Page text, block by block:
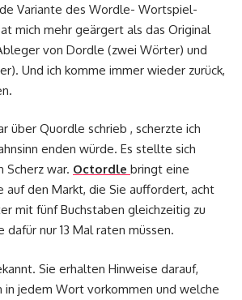
Variante des Wordle- Wortspiel-
mich mehr geärgert als das Original
von Dordle (zwei Wörter) und
Und ich komme immer wieder zurück,
über Quordle schrieb , scherzte ich
enden würde. Es stellte sich
Scherz war. Octordle bringt eine
auf den Markt, die Sie auffordert, acht
mit fünf Buchstaben gleichzeitig zu
dafür nur 13 Mal raten müssen.
Sie erhalten Hinweise darauf,
in jedem Wort vorkommen und welche